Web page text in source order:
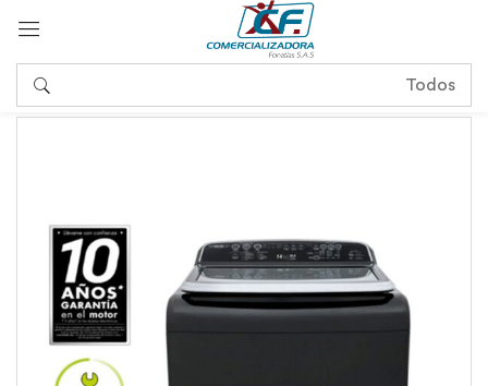
Sign in
Remember me Lost password?